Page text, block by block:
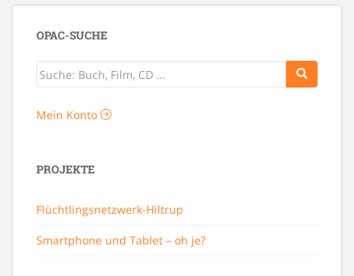
OPAC-SUCHE
Mein Konto
PROJEKTE
Flüchtlingsnetzwerk-Hiltrup
Smartphone und Tablet – oh je?